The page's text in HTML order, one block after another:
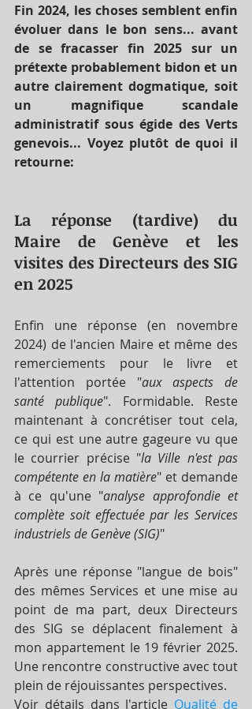
Fin 2024, les choses semblent enfin
évoluer dans le bon sens... avant
de se fracasser fin 2025 sur un
prétexte probablement bidon et un
autre clairement dogmatique, soit
un magnifique scandale
administratif sous égide des Verts
genevois... Voyez plutôt de quoi il
retourne:
La réponse (tardive) du
Maire de Genève et les
visites des Directeurs des SIG
en 2025
Enfin une réponse (en novembre
2024) de l'ancien Maire et même des
remerciements pour le livre et
l'attention portée "aux aspects de
santé publique". Formidable. Reste
maintenant à concrétiser tout cela,
ce qui est une autre gageure vu que
le courrier précise "la Ville n'est pas
compétente en la matière" et demande
à ce qu'une "analyse approfondie et
complète soit effectuée par les Services
industriels de Genève (SIG)"
Après une réponse "langue de bois"
des mêmes Services et une mise au
point de ma part, deux Directeurs
des SIG se déplacent finalement à
mon appartement le 19 février 2025.
Une rencontre constructive avec tout
plein de réjouissantes perspectives.
Voir détails dans l'article Qualité de